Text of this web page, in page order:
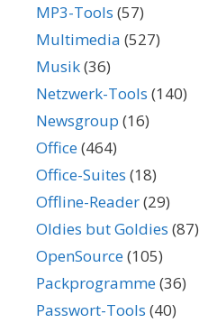
MP3-Tools (57)
Multimedia (527)
Musik(36)
Netzwerk-Tools (140)
Newsgroup (16)
Office(464)
Office-Suites (18)
Offline-Reader(29)
Oldies but Goldies (87)
OpenSource(105)
Packprogramme(36)
Passwort-Tools (40)